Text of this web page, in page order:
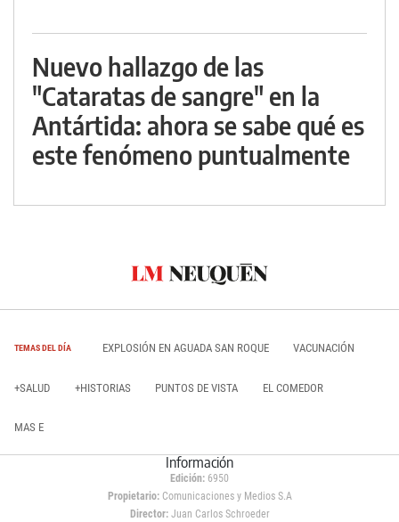
Nuevo hallazgo de las
"Cataratas de sangre" en la
Antártida: ahora se sabe qué es
este fenómeno puntualmente
TEMAS DEL DÍA EXPLOSIÓN EN AGUADA SAN ROQUE VACUNACIÓN
+SALUD +HISTORIAS PUNTOS DE VISTA EL COMEDOR
MAS E
Información
Edición: 6950
Propietario:Comunicaciones y Medios S.A
Director: Juan Carlos Schroeder